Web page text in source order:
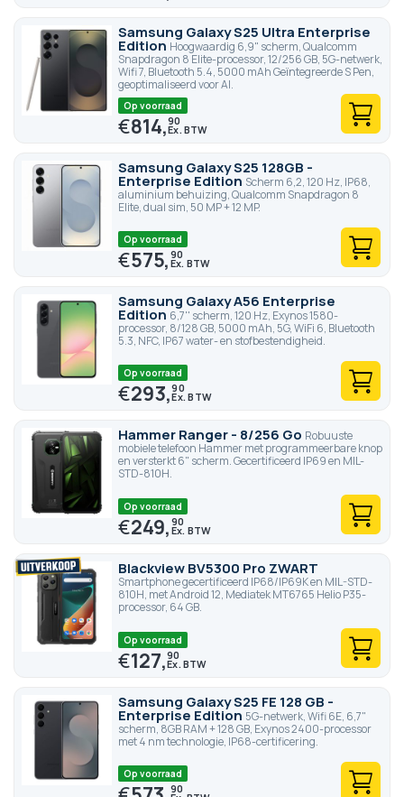
Samsung Galaxy S25 Ultra Enterprise
Edition Hoogwaardig 6,9" scherm, Qualcomm
Snapdragon 8 Elite-processor, 12/256 GB, 5G-netwerk,
Wifi 7, Bluetooth 5.4, 5000 mAh Geïntegreerde S Pen,
geoptimaliseerd voor AI.
Op voorraad
€814,90
Samsung Galaxy S25 128GB -
Enterprise Edition Scherm 6,2, 120 Hz, IP68,
aluminium behuizing, Qualcomm Snapdragon 8
Elite, dual sim, 50 MP + 12 MP.
Op voorraad
€575,90
Samsung Galaxy A56 Enterprise
Edition 6,7'' scherm, 120 Hz, Exynos 1580-
processor, 8/128 GB, 5000 mAh, 5G, WiFi 6, Bluetooth
5.3, NFC, IP67 water- en stofbestendigheid.
Op voorraad
€293,90
Hammer Ranger - 8/256 Go Robuuste
mobiele telefoon Hammer met programmeerbare knop
en versterkt 6" scherm. Gecertificeerd IP69 en MIL-
STD-810H.
Op voorraad
€249,90
Blackview BV5300 Pro ZWART
Smartphone gecertificeerd IP68/IP69K en MIL-STD-
810H, met Android 12, Mediatek MT6765 Helio P35-
processor, 64 GB.
Op voorraad
€127,90
Samsung Galaxy S25 FE 128 GB -
Enterprise Edition 5G-netwerk, Wifi 6E, 6,7"
scherm, 8GB RAM + 128 GB, Exynos 2400-processor
met 4 nm technologie, IP68-certificering.
Op voorraad
90